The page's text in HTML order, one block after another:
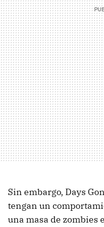
Sin embargo, Days
tengan un
una masa de zombies